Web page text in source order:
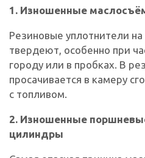
1. Изношенные
Резиновые уплотнители
твердеют, особенно при
городу или в пробках. В
просачивается в камеру
с топливом.
2. Изношенные
цилиндры